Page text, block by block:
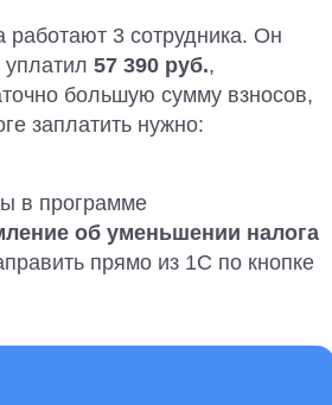
3 сотрудника. Он
57 390 руб.,
большую сумму взносов,
заплатить нужно:
в программе
об уменьшении налога
прямо из 1С по кнопке